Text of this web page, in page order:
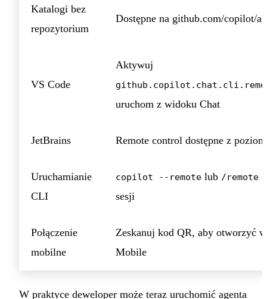
Katalogi bez
repozytorium
Dostępne na github.com/copilot/
VS Code
Aktywuj
uruchom z widoku Chat
JetBrains Remote control dostępne z
Uruchamianie
CLI
copilot --remote lub /remote
sesji
Połączenie
mobilne
Zeskanuj kod QR, aby otworzyć
Mobile
W praktyce deweloper może teraz uruchomić agenta